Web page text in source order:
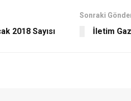
2018 Sayısı
Sonraki
İletim